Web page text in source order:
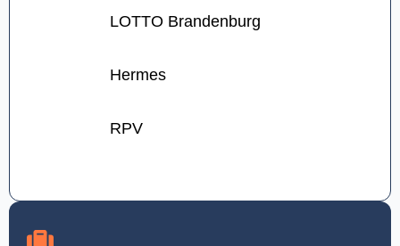
LOTTO Brandenburg
Hermes
RPV